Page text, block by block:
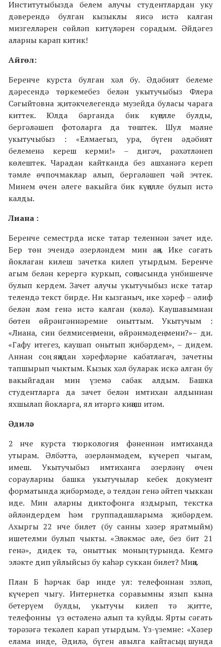
Институтыбызда белем алучы студентлардан уку
дәверендә булган кызыклы яисә истә калган
мизгелләрен сөйләп китүләрен сорадым. Әйдәгез
аларны карап китик!
Айгөл:
Беренче курста булган хәл бу. Әдәбият белеме
дәресендә төркемебез белән укытучыбыз Флера
Сәгыйтовна җитәкчелегендә музейда буласы чарага
киттек. Юлда барганда бик күңелле булды,
бергәләшеп фотоларга да төштек. Шул мәлне
укытучыбыз : «Елмаегыз, ура, бүген әдәбият
белеменә кереш керми!» – дигәч, рәхәтләнеп
көлештек. Чарадан кайтканда без ашханәгә кереп
тәмле өчпочмаклар алып, бергәләшеп чәй эчтек.
Минем өчен әлеге вакыйга бик күңелле булып истә
калды.
Лиана :
Беренче семестрда иске татар теленнән зачет иде.
Бер төн эчендә әзерләндем мин аңа. Ике сәгать
йоклаган килеш зачетка килеп утырдым. Беренче
агым белән керергә куркып, соңгысында унбишенче
булып кердем. Зачет алучы укытучыбыз иске татар
телендә текст бирде. Ни кызганыч, ике хәреф – әлиф
белән ләм генә истә калган (көлә). Каушавымнан
бөтен өйрәнгәннәремне оныттым. Укытучым :
«Лиана, син белмисең мени, өйрәнмәдең мени?»– ди.
«Гафу итегез, каушап онытып җибәрдем», – дидем.
Аннан соң яңадан хәрефләрне кабатлагач, зачетны
тапшырып чыктым. Кызык хәл буларак искә алган бу
вакыйгадан мин үземә сабак алдым. Башка
студентларга да зачет белән имтихан алдыннан
яхшылап йокларга, ял итәргә киңәш итәм.
Әдилә:
2 нче курста тюркология фәненнән имтиханда
утырам. Әлбәттә, әзерләнмәдем, күчереп чыгам,
имеш. Укытучыбыз имтиханга әзерләнү өчен
сорауларны башка укытучылар кебек документ
форматында җибәрмәде, ә телдән генә әйтеп чыккан
иде. Мин аларны диктофонга яздырып, текстка
әйләндердем һәм группадашларыма җибәрдем.
Ахыргы 22 нче билет (бу санны хәзер яратмыйм)
ишетелми булып чыкты. «Эләкмәс әле, без бит 21
генә», дидек тә, оныттык моның турында. Кемгә
эләкте дип уйлыйсыз бу каһәр суккан билет? Миңа.
План Б һәрчак бар инде ул: телефоннан эзләп,
күчереп чыгу. Интернетка соравымны язып кына
бетерүем булды, укытучы килеп тә җитте,
телефонны үз өстәленә алып та куйды. Ярты сәгать
тәрәзәгә текәлеп карап утырдым. Үз-үземне: «Хәзер
елама инде, Әдилә, бүген авылга кайтасың, шунда